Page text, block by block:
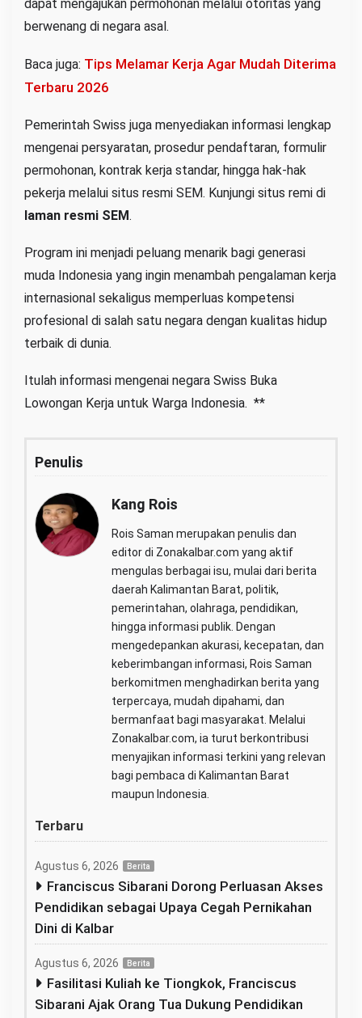
dapat mengajukan permohonan melalui otoritas yang
berwenang di negara asal.
Baca juga: Tips Melamar Kerja Agar Mudah Diterima
Terbaru 2026
Pemerintah Swiss juga menyediakan informasi lengkap
mengenai persyaratan, prosedur pendaftaran, formulir
permohonan, kontrak kerja standar, hingga hak-hak
pekerja melalui situs resmi SEM. Kunjungi situs remi di
laman resmi SEM.
Program ini menjadi peluang menarik bagi generasi
muda Indonesia yang ingin menambah pengalaman kerja
internasional sekaligus memperluas kompetensi
profesional di salah satu negara dengan kualitas hidup
terbaik di dunia.
Itulah informasi mengenai negara Swiss Buka
Lowongan Kerja untuk Warga Indonesia. **
Penulis
Kang Rois
Rois Saman merupakan penulis dan
editor di Zonakalbar.com yang aktif
mengulas berbagai isu, mulai dari berita
daerah Kalimantan Barat, politik,
pemerintahan, olahraga, pendidikan,
hingga informasi publik. Dengan
mengedepankan akurasi, kecepatan, dan
keberimbangan informasi, Rois Saman
berkomitmen menghadirkan berita yang
terpercaya, mudah dipahami, dan
bermanfaat bagi masyarakat. Melalui
Zonakalbar.com, ia turut berkontribusi
menyajikan informasi terkini yang relevan
bagi pembaca di Kalimantan Barat
maupun Indonesia.
Terbaru
Agustus 6, 2026 Berita
Franciscus Sibarani Dorong Perluasan Akses
Pendidikan sebagai Upaya Cegah Pernikahan
Dini di Kalbar
Agustus 6, 2026 Berita
Fasilitasi Kuliah ke Tiongkok, Franciscus
Sibarani Ajak Orang Tua Dukung Pendidikan